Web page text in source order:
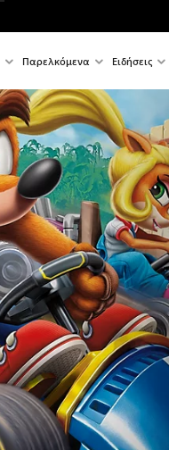
Παρελκόμενα Ειδήσεις